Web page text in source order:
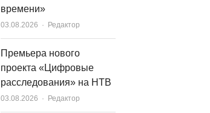
времени»
03.08.2026 Author
Редактор
Премьера нового
проекта «Цифровые
расследования» на НТВ
03.08.2026 Author
Редактор